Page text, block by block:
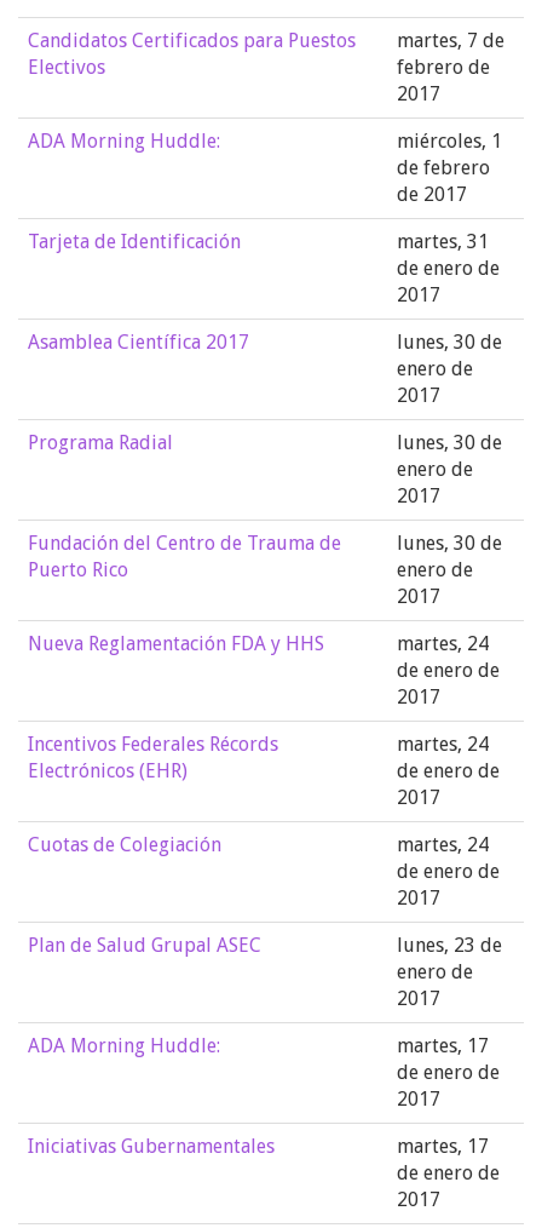
Candidatos Certificados para Puestos
Electivos
martes, 7 de
febrero de
2017
ADA Morning Huddle:
miércoles, 1
de febrero
de 2017
Tarjeta de Identificación
martes, 31
de enero de
2017
Asamblea Científica 2017
lunes, 30 de
enero de
2017
Programa Radial
lunes, 30 de
enero de
2017
Fundación del Centro de Trauma de
Puerto Rico
lunes, 30 de
enero de
2017
Nueva Reglamentación FDA y HHS
martes, 24
de enero de
2017
Incentivos Federales Récords
Electrónicos (EHR)
martes, 24
de enero de
2017
Cuotas de Colegiación
martes, 24
de enero de
2017
Plan de Salud Grupal ASEC
lunes, 23 de
enero de
2017
ADA Morning Huddle:
martes, 17
de enero de
2017
Iniciativas Gubernamentales
martes, 17
de enero de
2017